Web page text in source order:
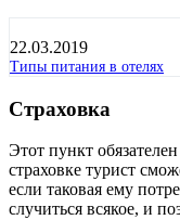
22.03.2019
Типы питания в отелях
Страховка
Этот пункт
страховке турист
если таковая ему
случиться всякое, и